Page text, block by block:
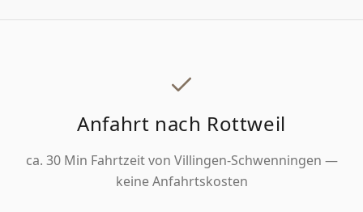
Anfahrt nach Rottweil
ca. 30 Min Fahrtzeit von Villingen-Schwenningen —
keine Anfahrtskosten